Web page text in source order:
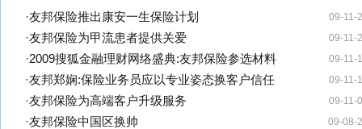
09-11-
·友邦保险推出康安一生保险计划
09-11-
·友邦保险为甲流患者提供关爱
09-11-
·2009搜狐金融理财网络盛典:友邦保险参选材料
09-11-
·友邦郑娴:保险业务员应以专业姿态换客户信任
09-11-
·友邦保险为高端客户升级服务
09-08-
·友邦保险中国区换帅